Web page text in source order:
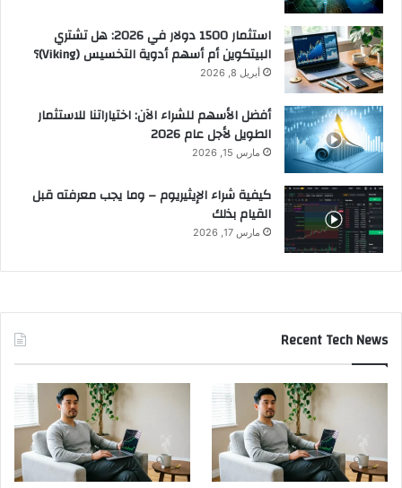
استثمار 1500 دولار في 2026: هل تشتري
البيتكوين أم أسهم أدوية التخسيس (Viking)؟
أبريل 8, 2026
أفضل الأسهم للشراء الآن: اختياراتنا للاستثمار
الطويل لأجل عام 2026
مارس 15, 2026
كيفية شراء الإيثيريوم – وما يجب معرفته قبل
القيام بذلك
مارس 17, 2026
Recent Tech News